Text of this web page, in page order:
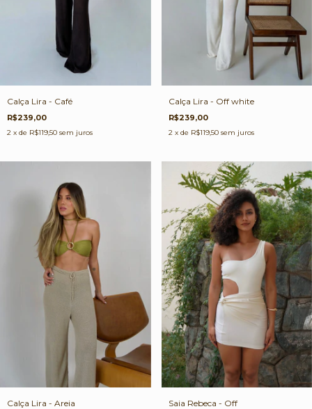
Calça Lira - Café
R$239,00
2 x de R$119,50 sem juros
Calça Lira - Off white
R$239,00
2 x de R$119,50 sem juros
Calça Lira - Areia Saia Rebeca - Off